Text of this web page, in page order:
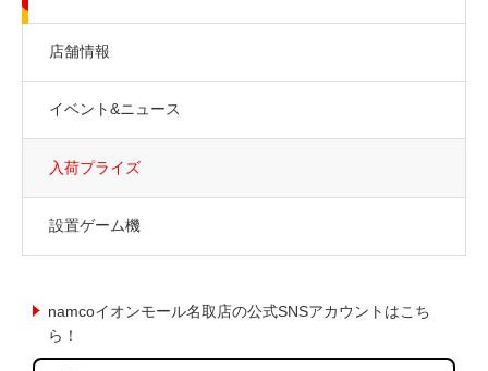
店舗情報
イベント&ニュース
入荷プライズ
設置ゲーム機
namcoイオンモール名取店の公式SNSアカウントはこち
ら！